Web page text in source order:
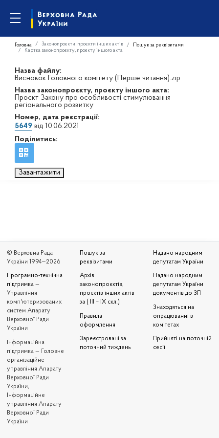
Головна Законопроєкти, проєкти інших актів
Пошук за реквізитами
Картка законопроєкту, проєкту іншого акта
Назва файлу:
Висновок Головного комітету (Перше читання).zip
Назва законопроєкту, проєкту іншого акта:
Проєкт Закону про особливості стимулювання
регіонального розвитку
Номер, дата реєстрації:
5649 від 10.06.2021
Поділитись:
Завантажити
© Верховна Рада
України 1994—2026
Програмно-технічна
підтримка —
Управління
комп'ютеризованих
систем Апарату
Верховної Ради
України
Iнформаційна
підтримка — Головне
організаційне
управління Апарату
Верховної Ради
України,
Інформаційне
управління Апарату
Верховної Ради
України
Пошук за
реквізитами
Архів
законопроєктів,
проєктів інших актів
за ( III – IX скл.)
Правила
оформлення
Зареєстровані за
поточний тиждень
Надано народним
депутатам України
Надано народним
депутатам України
документів до ЗП
Знаходяться на
опрацюванні в
комітетах
Прийняті на поточній
сесії